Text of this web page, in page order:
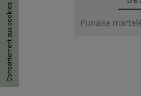
Punaise
Consentement aux cookies